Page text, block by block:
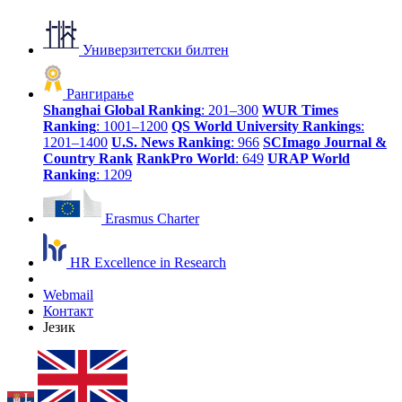
Универзитетски билтен
Рангирање
Shanghai Global Ranking: 201–300 WUR Times
Ranking: 1001–1200 QS World University Rankings:
1201–1400 U.S. News Ranking: 966 SCImago Journal &
Country Rank RankPro World: 649 URAP World
Ranking: 1209
Erasmus Charter
HR Excellence in Research
Webmail
Контакт
Језик